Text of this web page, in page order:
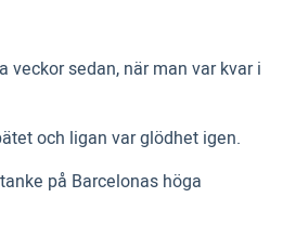
sedan, när man var kvar i
och ligan var glödhet igen.
på Barcelonas höga